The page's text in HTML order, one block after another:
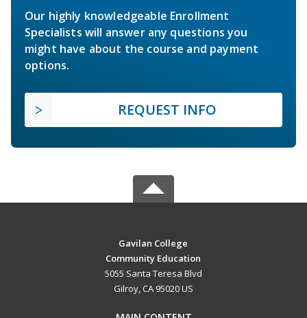
Our highly knowledgeable Enrollment
Specialists will answer any questions you
might have about the course and payment
options.
REQUEST INFO
Gavilan College
Community Education
5055 Santa Teresa Blvd
Gilroy, CA 95020 US